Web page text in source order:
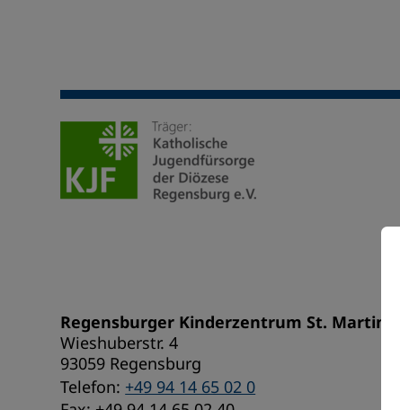
Regensburger Kinderzentrum St. Martin
Wieshuberstr. 4
93059 Regensburg
Telefon: +49 94 14 65 02 0